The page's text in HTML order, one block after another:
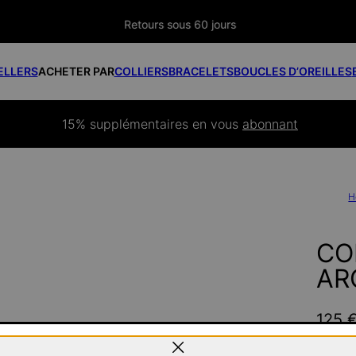
Retours sous 60 jours
ACHETER PARCOLLIERSBRACELETSBOUCLES D’OREILLES
15% supplémentaires en vous abonnant
125
Pay